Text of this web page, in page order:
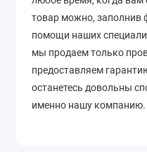
товар можно, заполнив
помощи наших
мы продаем только
предоставляем
останетесь довольны
именно нашу компанию.